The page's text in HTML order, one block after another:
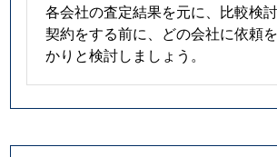
各会社の査定結果を元に、比較検討
契約をする前に、どの会社に依頼
かりと検討しましょう。